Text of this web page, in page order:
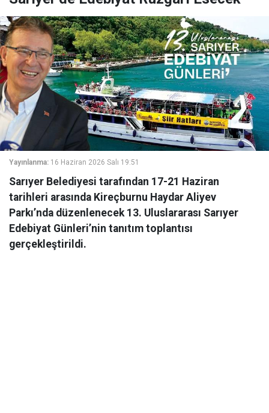
Yayınlanma: 16 Haziran 2026 Salı 19:51
Sarıyer Belediyesi tarafından 17-21 Haziran
tarihleri arasında Kireçburnu Haydar Aliyev
Parkı’nda düzenlenecek 13. Uluslararası Sarıyer
Edebiyat Günleri’nin tanıtım toplantısı
gerçekleştirildi.